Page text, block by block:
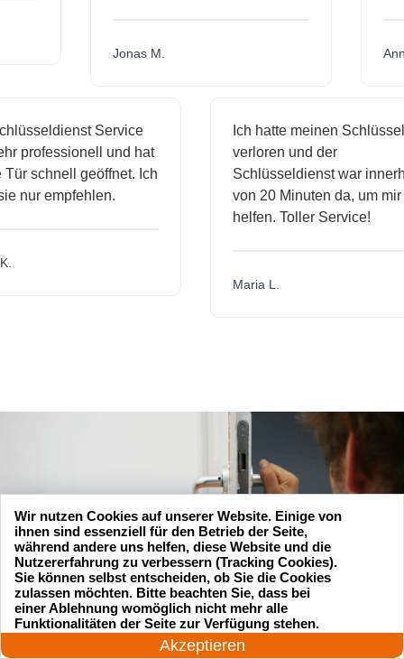
Jonas M.
Service
und hat
schnell geöffnet. Ich
empfehlen.
Ich hatte meinen Schlüssel
verloren und der
Schlüsseldienst war innerhalb
von 20 Minuten da, um mir zu
helfen. Toller Service!
Maria L.
24 Stunden am Tag
Akzeptieren
Wir nutzen Cookies auf unserer Website. Einige von
ihnen sind essenziell für den Betrieb der Seite,
während andere uns helfen, diese Website und die
Nutzererfahrung zu verbessern (Tracking Cookies).
Sie können selbst entscheiden, ob Sie die Cookies
zulassen möchten. Bitte beachten Sie, dass bei
einer Ablehnung womöglich nicht mehr alle
Funktionalitäten der Seite zur Verfügung stehen.